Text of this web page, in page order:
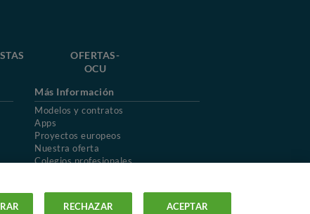
OFERTAS-
OCU
Más Información
Modelos y contratos
Apps
Proyectos europeos
Nuestra oferta
Colegios profesionales
RECHAZAR ACEPTAR